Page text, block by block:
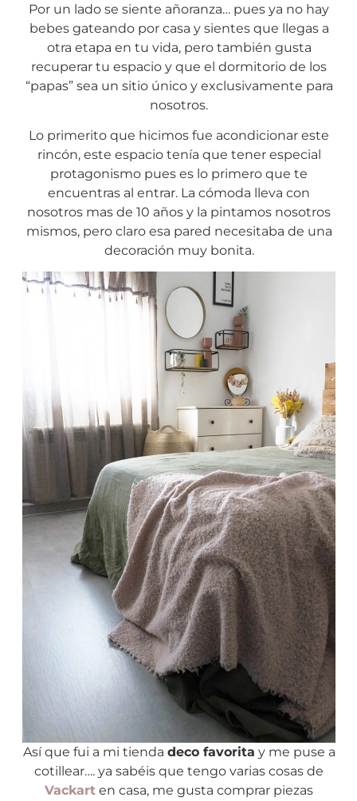
Por un lado se siente añoranza… pues ya no hay
bebes gateando por casa y sientes que llegas a
otra etapa en tu vida, pero también gusta
recuperar tu espacio y que el dormitorio de los
“papas” sea un sitio único y exclusivamente para
nosotros.
Lo primerito que hicimos fue acondicionar este
rincón, este espacio tenía que tener especial
protagonismo pues es lo primero que te
encuentras al entrar. La cómoda lleva con
nosotros mas de 10 años y la pintamos nosotros
mismos, pero claro esa pared necesitaba de una
decoración muy bonita.
Así que fui a mi tienda deco favorita y me puse a
cotillear…. ya sabéis que tengo varias cosas de
Vackart en casa, me gusta comprar piezas